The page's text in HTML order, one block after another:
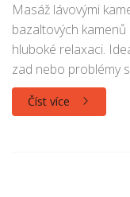
Masáž lávovými
bazaltových
hluboké relaxaci.
zad nebo problémy
Číst více